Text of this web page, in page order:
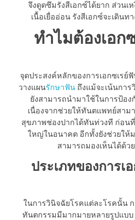
จึงดูดซึมรังสีเอกซ์ได้ยาก ส่วนเ
เนื้อเยื่ออ่อน รังสีเอกซ์จะเดินท
ทำไมต้องเอก
จุดประสงค์หลักของการเอกซเรย์
วางแผนรักษาฟันถึงแม้จะเน้นการ
ยังสามารถนำมาใช้ในการป้อง
เนื่องจากช่วยให้ทันตแพทย์สา
สุขภาพช่องปากได้ทันท่วงที ก่อน
ใหญ่ในอนาคต อีกทั้งยังช่วยให้
สามารถมองเห็นได้ด้ว
ประเภทของการเ
ในการวินิจฉัยโรคแต่ละโรคนั้น ก
ทันตกรรมมีมากมายหลายรูปแบ